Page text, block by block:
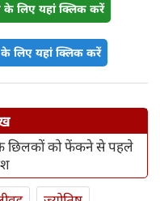
के लिए यहां क्लिक करें
लिए यहां क्लिक करें
को फेंकने से पहले